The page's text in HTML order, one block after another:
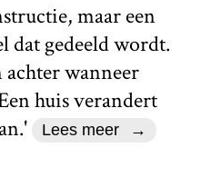
maar een
dat gedeeld wordt.
wanneer
huis verandert
Lees meer